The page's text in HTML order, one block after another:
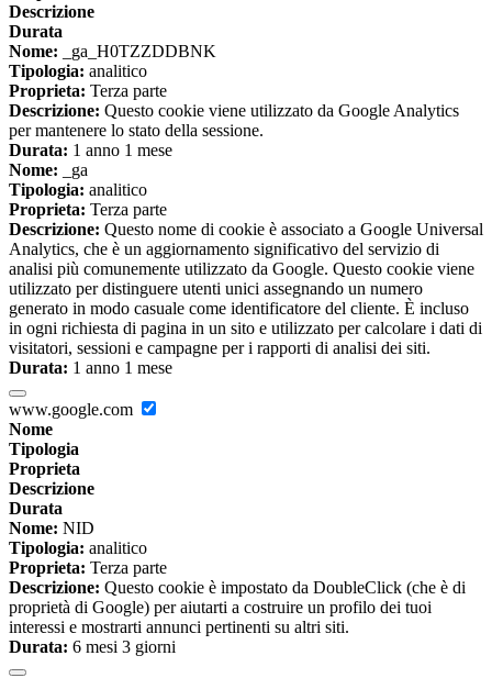
Descrizione
Durata
Nome: _ga_H0TZZDDBNK
Tipologia: analitico
Proprieta: Terza parte
Descrizione: Questo cookie viene utilizzato da Google Analytics
per mantenere lo stato della sessione.
Durata: 1 anno 1 mese
Nome: _ga
Tipologia: analitico
Proprieta: Terza parte
Descrizione: Questo nome di cookie è associato a Google Universal
Analytics, che è un aggiornamento significativo del servizio di
analisi più comunemente utilizzato da Google. Questo cookie viene
utilizzato per distinguere utenti unici assegnando un numero
generato in modo casuale come identificatore del cliente. È incluso
in ogni richiesta di pagina in un sito e utilizzato per calcolare i dati di
visitatori, sessioni e campagne per i rapporti di analisi dei siti.
Durata: 1 anno 1 mese
www.google.com
Nome
Tipologia
Proprieta
Descrizione
Durata
Nome: NID
Tipologia: analitico
Proprieta: Terza parte
Descrizione: Questo cookie è impostato da DoubleClick (che è di
proprietà di Google) per aiutarti a costruire un profilo dei tuoi
interessi e mostrarti annunci pertinenti su altri siti.
Durata: 6 mesi 3 giorni